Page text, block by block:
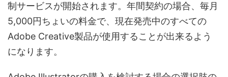
制サービスが開始されます。年間契約の場合、毎月
5,000円ちょいの料金で、現在発売中のすべての
Adobe Creative製品が使用することが出来るよう
になります。